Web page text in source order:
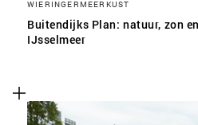
WIERINGERMEERKUST
Buitendijks Plan: natuur, zon
IJsselmeer